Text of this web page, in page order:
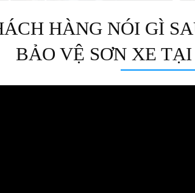
HÀNG NÓI GÌ
BẢO VỆ SƠN XE